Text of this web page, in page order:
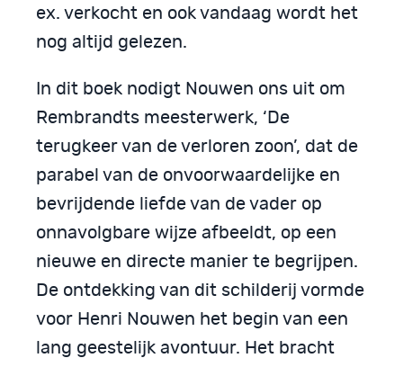
ex. verkocht en ook vandaag wordt het
nog altijd gelezen.
In dit boek nodigt Nouwen ons uit om
Rembrandts meesterwerk, ‘De
terugkeer van de verloren zoon’, dat de
parabel van de onvoorwaardelijke en
bevrijdende liefde van de vader op
onnavolgbare wijze afbeeldt, op een
nieuwe en directe manier te begrijpen.
De ontdekking van dit schilderij vormde
voor Henri Nouwen het begin van een
lang geestelijk avontuur. Het bracht